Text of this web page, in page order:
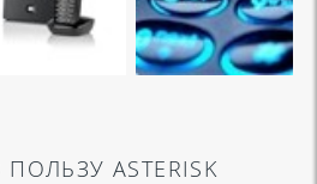
ASTERISK